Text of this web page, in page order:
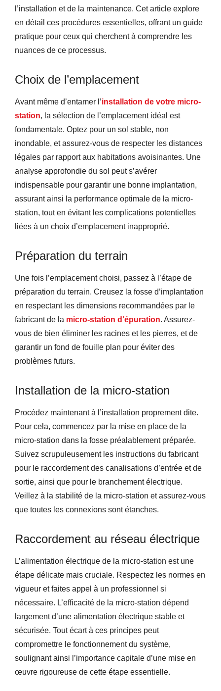
l’installation et de la maintenance. Cet article explore
en détail ces procédures essentielles, offrant un guide
pratique pour ceux qui cherchent à comprendre les
nuances de ce processus.
Choix de l’emplacement
Avant même d’entamer l’installation de votre micro-
station, la sélection de l’emplacement idéal est
fondamentale. Optez pour un sol stable, non
inondable, et assurez-vous de respecter les distances
légales par rapport aux habitations avoisinantes. Une
analyse approfondie du sol peut s’avérer
indispensable pour garantir une bonne implantation,
assurant ainsi la performance optimale de la micro-
station, tout en évitant les complications potentielles
liées à un choix d’emplacement inapproprié.
Préparation du terrain
Une fois l’emplacement choisi, passez à l’étape de
préparation du terrain. Creusez la fosse d’implantation
en respectant les dimensions recommandées par le
fabricant de la micro-station d’épuration. Assurez-
vous de bien éliminer les racines et les pierres, et de
garantir un fond de fouille plan pour éviter des
problèmes futurs.
Installation de la micro-station
Procédez maintenant à l’installation proprement dite.
Pour cela, commencez par la mise en place de la
micro-station dans la fosse préalablement préparée.
Suivez scrupuleusement les instructions du fabricant
pour le raccordement des canalisations d’entrée et de
sortie, ainsi que pour le branchement électrique.
Veillez à la stabilité de la micro-station et assurez-vous
que toutes les connexions sont étanches.
Raccordement au réseau électrique
L’alimentation électrique de la micro-station est une
étape délicate mais cruciale. Respectez les normes en
vigueur et faites appel à un professionnel si
nécessaire. L’efficacité de la micro-station dépend
largement d’une alimentation électrique stable et
sécurisée. Tout écart à ces principes peut
compromettre le fonctionnement du système,
soulignant ainsi l’importance capitale d’une mise en
œuvre rigoureuse de cette étape essentielle.